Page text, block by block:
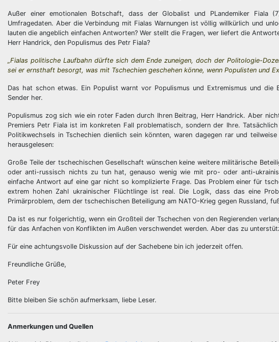
Außer einer emotionalen Botschaft, dass der Globalist und PLandemiker
Umfragedaten. Aber die Verbindung mit Fialas Warnungen ist völlig willkürlich und
lauten die angeblich einfachen Antworten? Wer stellt die Fragen, wer liefert die
Herr Handrick, den Populismus des Petr Fiala?
„Fialas politische Laufbahn dürfte sich dem Ende zuneigen, doch der Politologie-
sei er ernsthaft besorgt, was mit Tschechien geschehen könne, wenn Populisten und
Das hat schon etwas. Ein Populist warnt vor Populismus und Extremismus und
Sender her.
Populismus zog sich wie ein roter Faden durch Ihren Beitrag, Herr Handrick. Aber
Premiers Petr Fiala ist im konkreten Fall problematisch, sondern der Ihre.
Politikwechsels in Tschechien dienlich sein könnten, waren dagegen rar und
herausgelesen:
Große Teile der tschechischen Gesellschaft wünschen keine weitere militärische
oder anti-russisch nichts zu tun hat, genauso wenig wie mit pro- oder anti-
einfache Antwort auf eine gar nicht so komplizierte Frage. Das Problem einer für
extrem hohen Zahl ukrainischer Flüchtlinge ist real. Die Logik, dass das eine
Primärproblem, dem der tschechischen Beteiligung am NATO-Krieg gegen Russland,
Da ist es nur folgerichtig, wenn ein Großteil der Tschechen von den Regierenden
für das Anfachen von Konflikten im Außen verschwendet werden. Aber das zu
Für eine achtungsvolle Diskussion auf der Sachebene bin ich jederzeit offen.
Freundliche Grüße,
Peter Frey
Bitte bleiben Sie schön aufmerksam, liebe Leser.
Anmerkungen und Quellen